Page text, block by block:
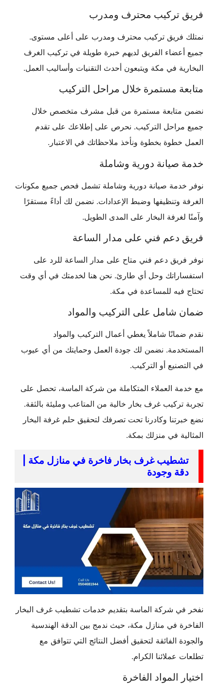
فريق تركيب محترف ومدرب
نمتلك فريق تركيب محترف ومدرب على أعلى مستوى.
جميع أعضاء الفريق لديهم خبرة طويلة في تركيب الغرف
البخارية في مكة ويتبعون أحدث التقنيات وأساليب العمل.
متابعة مستمرة خلال مراحل التركيب
نضمن متابعة مستمرة من قبل مشرف متخصص خلال
جميع مراحل التركيب. نحرص على إطلاعك على تقدم
العمل خطوة بخطوة ونأخذ ملاحظاتك في الاعتبار.
خدمة صيانة دورية وشاملة
نوفر خدمة صيانة دورية وشاملة تشمل فحص جميع مكونات
الغرفة وتنظيفها وضبط الإعدادات. نضمن لك أداءً مستقرًا
وآمنًا لغرفة البخار على المدى الطويل.
فريق دعم فني على مدار الساعة
نوفر فريق دعم فني متاح على مدار الساعة للرد على
استفساراتك وحل أي طارئ. نحن هنا لخدمتك في أي وقت
تحتاج فيه للمساعدة في مكة.
ضمان شامل على التركيب والمواد
نقدم ضمانًا شاملاً يغطي أعمال التركيب والمواد
المستخدمة. نضمن لك جودة العمل وحمايتك من أي عيوب
في التصنيع أو التركيب.
مع خدمة العملاء المتكاملة من شركة الماسة، تحصل على
تجربة تركيب غرف بخار خالية من المتاعب ومليئة بالثقة.
نضع خبرتنا وكادرنا تحت تصرفك لتحقيق حلم غرفة البخار
المثالية في منزلك بمكة.
تشطيب غرف بخار فاخرة في منازل مكة |
دقة وجودة
نفخر في شركة الماسة بتقديم خدمات تشطيب غرف البخار
الفاخرة في منازل مكة، حيث ندمج بين الدقة الهندسية
والجودة الفائقة لتحقيق أفضل النتائج التي تتوافق مع
تطلعات عملائنا الكرام.
اختيار المواد الفاخرة